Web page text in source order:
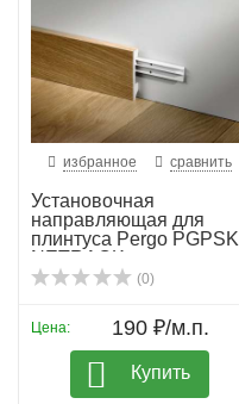
избранное сравнить
Установочная
направляющая для
плинтуса Pergo PGPSK
NETRACK
(0)
Цена: 190 ₽/м.п.
Купить